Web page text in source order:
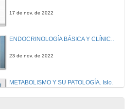
17 de nov. de 2022
ENDOCRINOLOGÍA BÁSICA Y CLÍNICA Patología de la Glándula Adrenal
23 de nov. de 2022
18 de nov. de 2022